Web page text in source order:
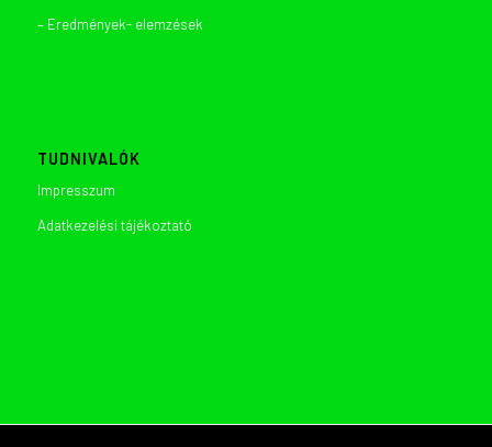
– Eredmények- elemzések
TUDNIVALÓK
Impresszum
Adatkezelési tájékoztató